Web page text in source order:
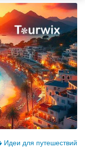
Идеи для путешествий